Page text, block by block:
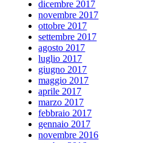
dicembre 2017
novembre 2017
ottobre 2017
settembre 2017
agosto 2017
luglio 2017
giugno 2017
maggio 2017
aprile 2017
marzo 2017
febbraio 2017
gennaio 2017
novembre 2016